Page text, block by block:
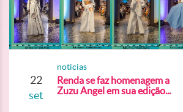
22
set
noticias
Renda se faz homenagem a
Zuzu Angel em sua edição...